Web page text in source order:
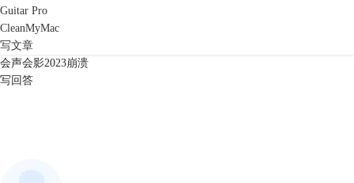
Guitar Pro
CleanMyMac
写文章
会声会影2023崩溃
写回答